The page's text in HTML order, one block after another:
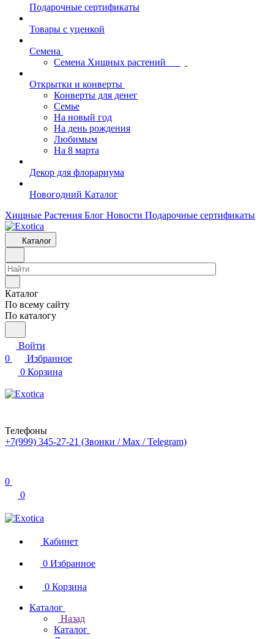
Подарочные сертификаты
Товары с уценкой
Семена
Семена Хищных растений
Открытки и конверты
Конверты для денег
Семье
На новый год
На день рождения
Любимым
На 8 марта
Декор для флорариума
Новогодний Каталог
Хищные Растения Блог Новости Подарочные сертификаты
Каталог
Каталог
По всему сайту
По каталогу
Войти
0
Избранное
0 Корзина
Телефоны
+7(999) 345-27-21 (Звонки / Max / Telegram)
0
0
Кабинет
0 Избранное
0 Корзина
Каталог
Назад
Каталог